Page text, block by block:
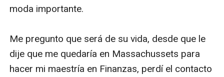
moda importante.
Me pregunto que será de su vida, desde que le
dije que me quedaría en Massachussets para
hacer mi maestría en Finanzas, perdí el contacto